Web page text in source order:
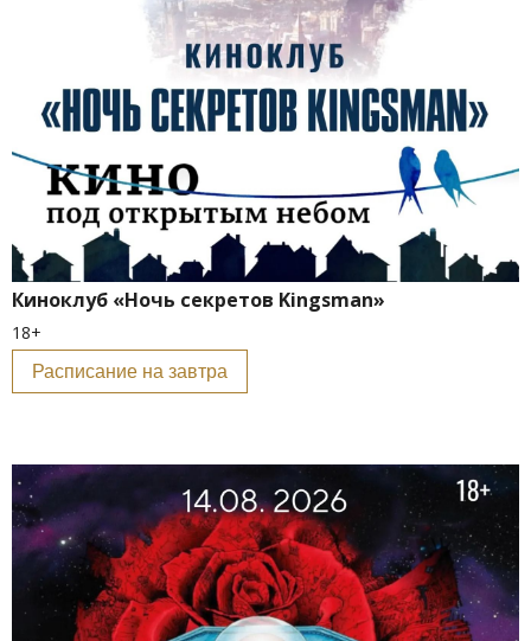
Киноклуб «Ночь секретов Kingsman»
18+
Расписание на завтра